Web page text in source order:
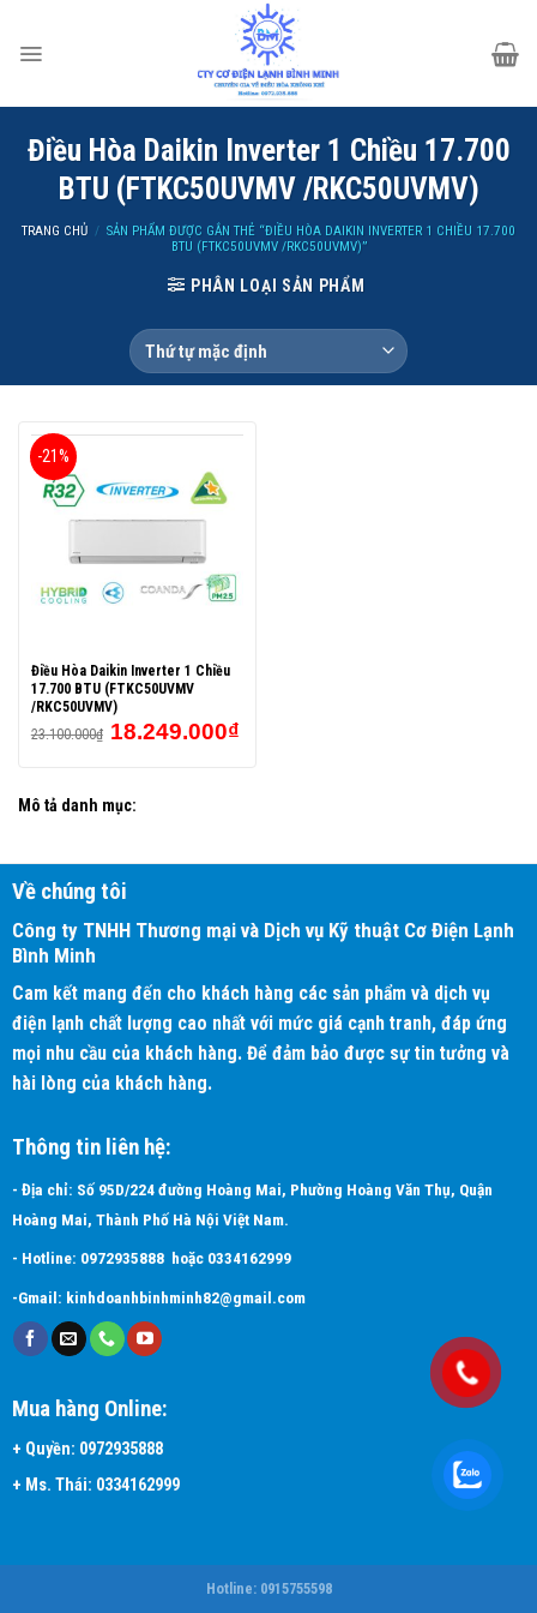
content
Điều Hòa Daikin Inverter 1 Chiều 17.700
BTU (FTKC50UVMV /RKC50UVMV)
TRANG CHỦ / SẢN PHẨM ĐƯỢC GẮN THẺ “ĐIỀU HÒA DAIKIN INVERTER 1 CHIỀU 17.700
BTU (FTKC50UVMV /RKC50UVMV)”
PHÂN LOẠI SẢN PHẨM
-21%
Điều Hòa Daikin Inverter 1 Chiều
17.700 BTU (FTKC50UVMV
/RKC50UVMV)
23.100.000₫ 18.249.000₫
Mô tả danh mục:
Về chúng tôi
Công ty TNHH Thương mại và Dịch vụ Kỹ thuật Cơ Điện Lạnh
Bình Minh
Cam kết mang đến cho khách hàng các sản phẩm và dịch vụ
điện lạnh chất lượng cao nhất với mức giá cạnh tranh, đáp ứng
mọi nhu cầu của khách hàng. Để đảm bảo được sự tin tưởng và
hài lòng của khách hàng.
Thông tin liên hệ:
- Địa chỉ: Số 95D/224 đường Hoàng Mai, Phường Hoàng Văn Thụ, Quận
Hoàng Mai, Thành Phố Hà Nội Việt Nam.
- Hotline: 0972935888hoặc 0334162999
-Gmail: kinhdoanhbinhminh82@gmail.com
Mua hàng Online:
+ Quyền: 0972935888
+ Ms. Thái: 0334162999
Hotline: 0915755598